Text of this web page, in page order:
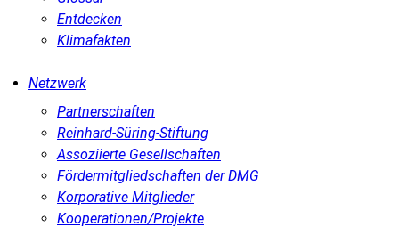
Entdecken
Klimafakten
Netzwerk
Partnerschaften
Reinhard-Süring-Stiftung
Assoziierte Gesellschaften
Fördermitgliedschaften der DMG
Korporative Mitglieder
Kooperationen/Projekte